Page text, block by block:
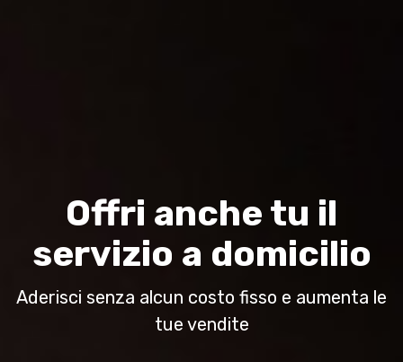
Offri anche tu il
servizio a domicilio
Aderisci senza alcun costo fisso e aumenta le
tue vendite